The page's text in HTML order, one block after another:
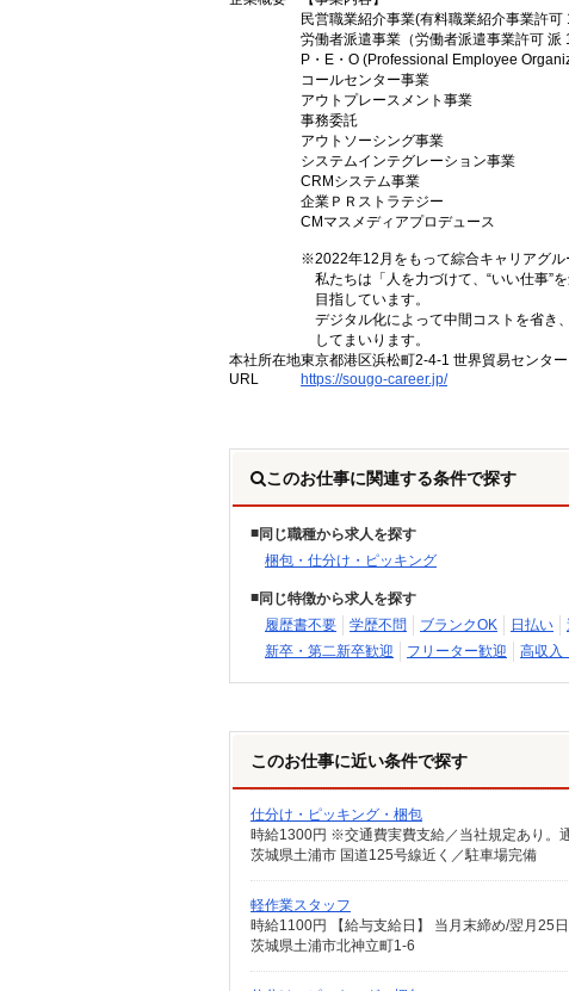
民営職業紹介事業(有料職業紹介事業許
労働者派遣事業（労働者派遣事業許可 派
P・E・O (Professional Employee
コールセンター事業
アウトプレースメント事業
事務委託
アウトソーシング事業
システムインテグレーション事業
CRMシステム事業
企業ＰＲストラテジー
CMマスメディアプロデュース
※2022年12月をもって綜合キャリアグル
私たちは「人を力づけて、“いい仕事”
目指しています。
デジタル化によって中間コストを省き
してまいります。
本社所在地東京都港区浜松町2-4-1 世界貿易センタ
URL
https://sougo-career.jp/
このお仕事に関連する条件で探す
同じ職種から求人を探す
梱包・仕分け・ピッキング
同じ特徴から求人を探す
履歴書不要
学歴不問 ブランクOK 日払い
新卒・第二新卒歓迎
フリーター歓迎 高収入
このお仕事に近い条件で探す
仕分け・ピッキング・梱包
時給1300円 ※交通費実費支給／当社規定あり。
茨城県土浦市 国道125号線近く／駐車場完備
軽作業スタッフ
時給1100円 【給与支給日】 当月末締め/翌月25
茨城県土浦市北神立町1-6